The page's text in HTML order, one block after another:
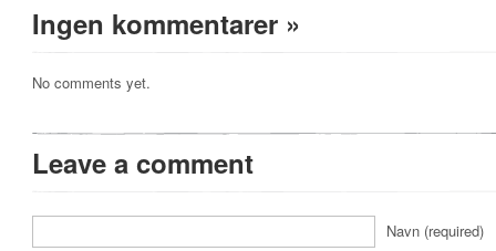
Ingen kommentarer »
No comments yet.
Leave a comment
Navn (required)